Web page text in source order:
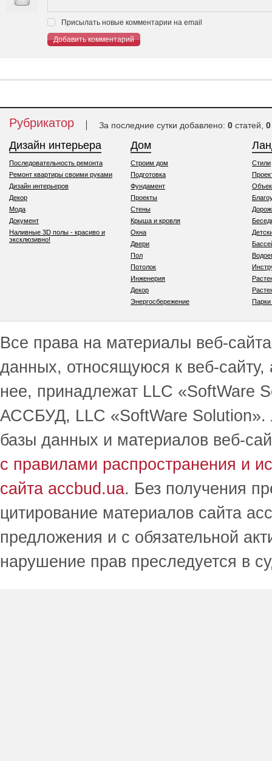
Присылать новые комментарии на email
Добавить комментарий
Рубрикатор За последние сутки добавлено: 0 статей, 0
Дизайн интерьера
Последовательность ремонта
Ремонт квартиры своими руками
Дизайн интерьеров
Декор
Мода
Документ
Наливные 3D полы - красиво и
эксклюзивно!
Дом
Строим дом
Подготовка
Фундамент
Проекты
Стены
Крыша и кровля
Окна
Двери
Пол
Потолок
Инженерия
Декор
Энергосбережение
Стили
Все права на материалы веб-
данных, относящуюся к веб-
нее, принадлежат LLC
АССБУД, LLC «SoftWare Solution».
базы данных и материалов веб-
с правилами распространения и
сайта accbud.ua. Без получения
цитирование материалов сайта
предложения и с обязательной
нарушение прав преследуется в